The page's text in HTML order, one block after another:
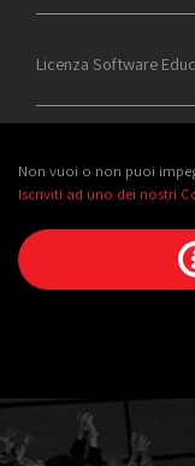
Licenza Software
Non vuoi o non puoi
Iscriviti ad uno dei nostri